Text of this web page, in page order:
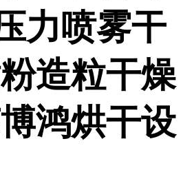
力喷雾干
造粒干燥
鸿烘干设